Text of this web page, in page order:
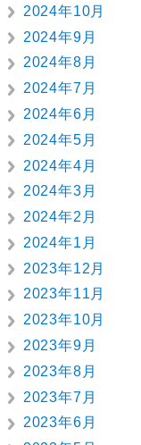
2024年10月
2024年9月
2024年8月
2024年7月
2024年6月
2024年5月
2024年4月
2024年3月
2024年2月
2024年1月
2023年12月
2023年11月
2023年10月
2023年9月
2023年8月
2023年7月
2023年6月